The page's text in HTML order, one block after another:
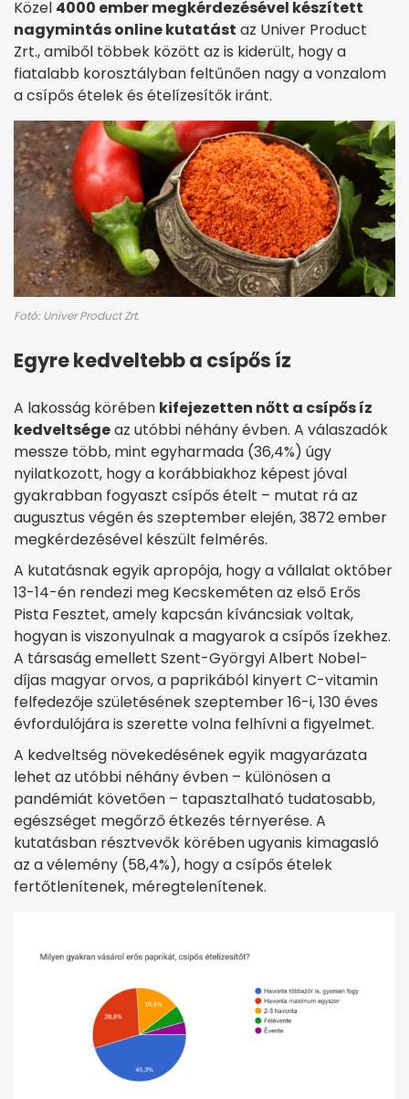
Közel 4000 ember megkérdezésével készített
nagymintás online kutatást az Univer Product
Zrt., amiből többek között az is kiderült, hogy a
fiatalabb korosztályban feltűnően nagy a vonzalom
a csípős ételek és ételízesítők iránt.
Fotó: Univer Product Zrt.
Egyre kedveltebb a csípős íz
A lakosság körében kifejezetten nőtt a csípős íz
kedveltségeaz utóbbi néhány évben. A válaszadók
messze több, mint egyharmada (36,4%) úgy
nyilatkozott, hogy a korábbiakhoz képest jóval
gyakrabban fogyaszt csípős ételt – mutat rá az
augusztus végén és szeptember elején, 3872 ember
megkérdezésével készült felmérés.
A kutatásnak egyik apropója, hogy a vállalat október
13-14-én rendezi meg Kecskeméten az első Erős
Pista Fesztet, amely kapcsán kíváncsiak voltak,
hogyan is viszonyulnak a magyarok a csípős ízekhez.
A társaság emellett Szent-Györgyi Albert Nobel-
díjas magyar orvos, a paprikából kinyert C-vitamin
felfedezője születésének szeptember 16-i, 130 éves
évfordulójára is szerette volna felhívni a figyelmet.
A kedveltség növekedésének egyik magyarázata
lehet az utóbbi néhány évben – különösen a
pandémiát követően – tapasztalható tudatosabb,
egészséget megőrző étkezés térnyerése. A
kutatásban résztvevők körében ugyanis kimagasló
az a vélemény (58,4%), hogy a csípős ételek
fertőtlenítenek, méregtelenítenek.